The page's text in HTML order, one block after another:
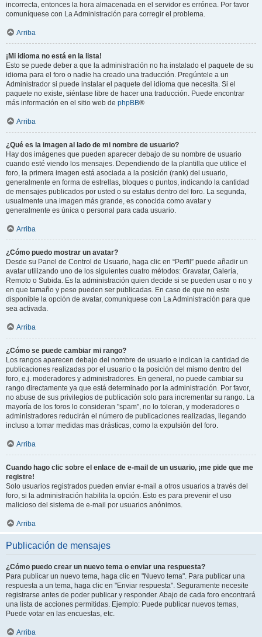
incorrecta, entonces la hora almacenada en el servidor es errónea. Por favor
comuníquese con La Administración para corregir el problema.
Arriba
¡Mi idioma no está en la lista!
Esto se puede deber a que la administración no ha instalado el paquete de su
idioma para el foro o nadie ha creado una traducción. Pregúntele a un
Administrador si puede instalar el paquete del idioma que necesita. Si el
paquete no existe, siéntase libre de hacer una traducción. Puede encontrar
más información en el sitio web de phpBB®
Arriba
¿Qué es la imagen al lado de mi nombre de usuario?
Hay dos imágenes que pueden aparecer debajo de su nombre de usuario
cuando esté viendo los mensajes. Dependiendo de la plantilla que utilice el
foro, la primera imagen está asociada a la posición (rank) del usuario,
generalmente en forma de estrellas, bloques o puntos, indicando la cantidad
de mensajes publicados por usted o su estatus dentro del foro. La segunda,
usualmente una imagen más grande, es conocida como avatar y
generalmente es única o personal para cada usuario.
Arriba
¿Cómo puedo mostrar un avatar?
Desde su Panel de Control de Usuario, haga clic en “Perfil” puede añadir un
avatar utilizando uno de los siguientes cuatro métodos: Gravatar, Galería,
Remoto o Subida. Es la administración quien decide si se pueden usar o no y
en que tamaño y peso pueden ser publicadas. En caso de que no este
disponible la opción de avatar, comuníquese con La Administración para que
sea activada.
Arriba
¿Cómo se puede cambiar mi rango?
Los rangos aparecen debajo del nombre de usuario e indican la cantidad de
publicaciones realizadas por el usuario o la posición del mismo dentro del
foro, e.j. moderadores y administradores. En general, no puede cambiar su
rango directamente ya que está determinado por la administración. Por favor,
no abuse de sus privilegios de publicación solo para incrementar su rango. La
mayoría de los foros lo consideran "spam", no lo toleran, y moderadores o
administradores reducirán el número de publicaciones realizadas, llegando
incluso a tomar medidas mas drásticas, como la expulsión del foro.
Arriba
Cuando hago clic sobre el enlace de e-mail de un usuario, ¡me pide que me
registre!
Solo usuarios registrados pueden enviar e-mail a otros usuarios a través del
foro, si la administración habilita la opción. Esto es para prevenir el uso
malicioso del sistema de e-mail por usuarios anónimos.
Arriba
Publicación de mensajes
¿Cómo puedo crear un nuevo tema o enviar una respuesta?
Para publicar un nuevo tema, haga clic en "Nuevo tema". Para publicar una
respuesta a un tema, haga clic en "Enviar respuesta". Seguramente necesite
registrarse antes de poder publicar y responder. Abajo de cada foro encontrará
una lista de acciones permitidas. Ejemplo: Puede publicar nuevos temas,
Puede votar en las encuestas, etc.
Arriba